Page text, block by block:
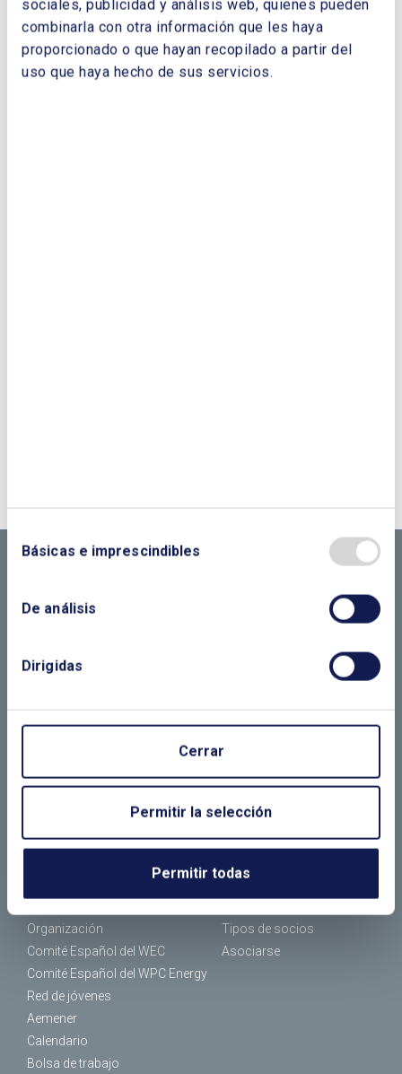
sociales, publicidad y análisis web, quienes pueden
combinarla con otra información que les haya
proporcionado o que hayan recopilado a partir del
uso que haya hecho de sus servicios.
Básicas e imprescindibles
De análisis
Dirigidas
Cerrar
Permitir la selección
Permitir todas
NECESITAS MÁS
FORMULARIO
Organización
Comité Español del WEC
Comité Español del WPC Energy
Red de jóvenes
Aemener
Calendario
Bolsa de trabajo
Tipos de socios
Asociarse